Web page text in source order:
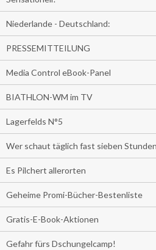
Niederlande - Deutschland:
PRESSEMITTEILUNG
Media Control eBook-Panel
BIATHLON-WM im TV
Lagerfelds N°5
Wer schaut täglich fast sieben
Es Pilchert allerorten
Geheime Promi-Bücher-Bestenliste
Gratis-E-Book-Aktionen
Gefahr fürs Dschungelcamp!